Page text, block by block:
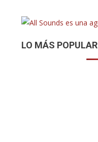
LO MÁS POPULAR